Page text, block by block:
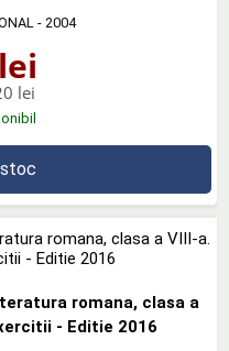
- 2004
lei
lei
romana, clasa a
- Editie 2016